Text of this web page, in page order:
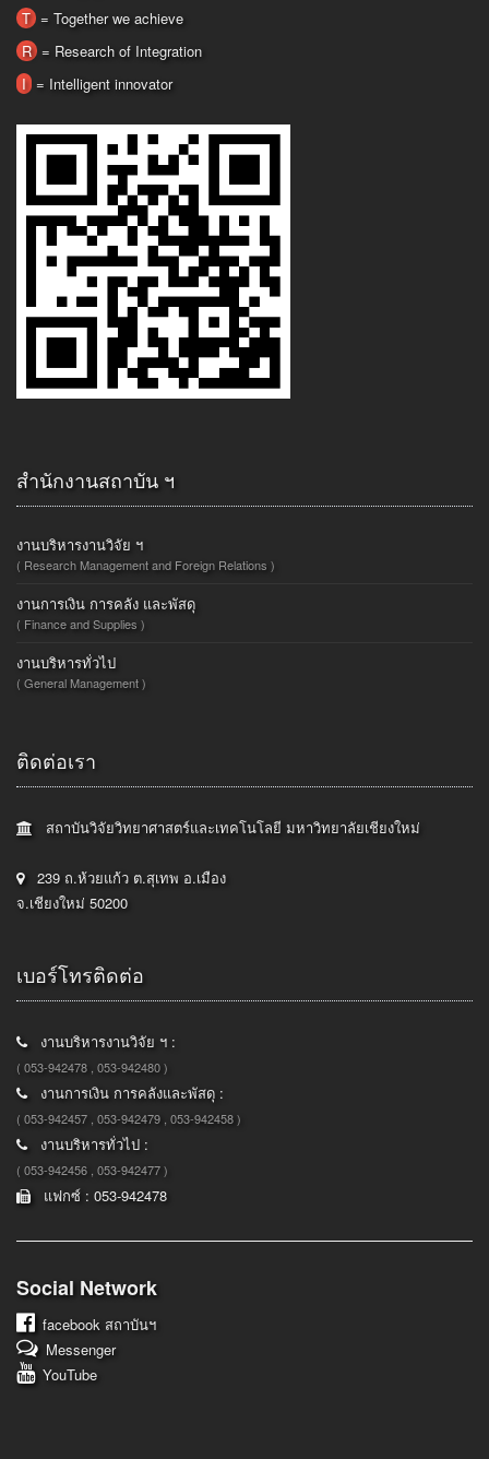
T = Together we achieve
R = Research of Integration
I = Intelligent innovator
สำนักงานสถาบัน ฯ
งานบริหารงานวิจัย ฯ
( Research Management and Foreign Relations )
งานการเงิน การคลัง และพัสดุ
( Finance and Supplies )
งานบริหารทั่วไป
( General Management )
ติดต่อเรา
สถาบันวิจัยวิทยาศาสตร์และเทคโนโลยี มหาวิทยาลัยเชียงใหม่
239 ถ.ห้วยแก้ว ต.สุเทพ อ.เมือง
จ.เชียงใหม่ 50200
เบอร์โทรติดต่อ
งานบริหารงานวิจัย ฯ :
( 053-942478 , 053-942480 )
งานการเงิน การคลังและพัสดุ :
( 053-942457 , 053-942479 , 053-942458 )
งานบริหารทั่วไป :
( 053-942456 , 053-942477 )
แฟกซ์ : 053-942478
Social Network
facebook สถาบันฯ
Messenger
YouTube